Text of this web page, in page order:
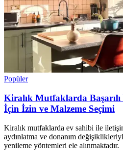
Popüler
Kiralık Mutfaklarda Başarılı
İçin İzin ve Malzeme Seçimi
Kiralık mutfaklarda ev sahibi ile
aydınlatma ve donanım
yenileme yöntemleri ele alınmaktadır.